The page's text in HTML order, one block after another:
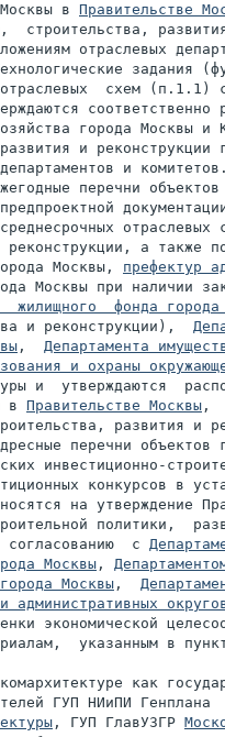
в Правительстве
строительства,
отраслевых
задания
схем (п.1.1)
города Москвы и
и реконструкции
и комитетов.
перечни
а также
Москвы, префектур
Москвы при наличии
жилищного  фонда города
и реконструкции),
, Департамента
и охраны
и  утверждаются
в Правительстве Москвы ,
развития и
перечни объектов
инвестиционно-
конкурсов в
на утверждение
политики,
с
Москвы ,
Москвы ,
административных
экономической
указанным в
как
, ГУП ГлавУЗГР